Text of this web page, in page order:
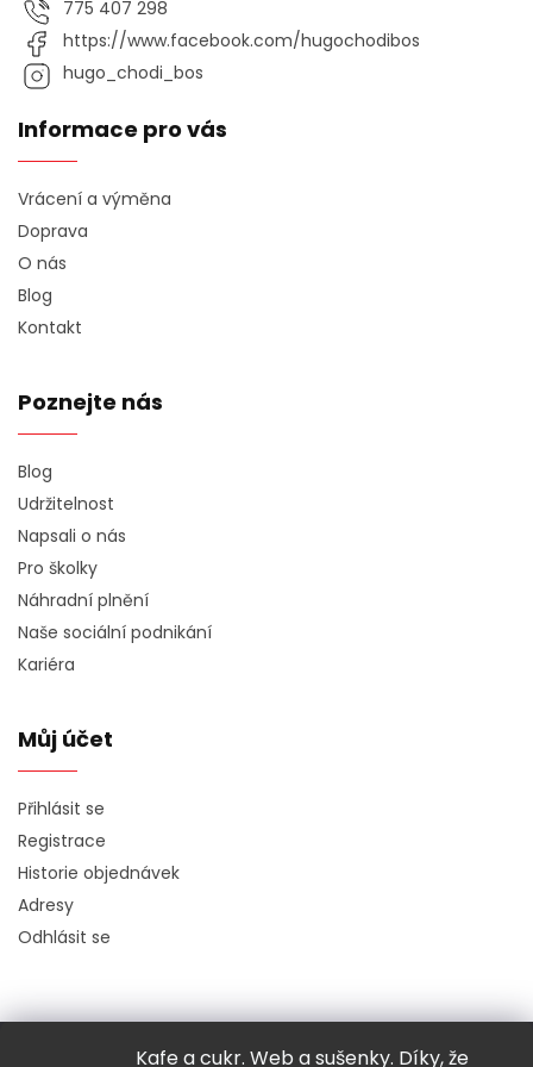
Kafe a cukr. Web a sušenky. Díky, že
775 407 298
https://www.facebook.com/hugochodibos
hugo_chodi_bos
Informace pro vás
Vrácení a výměna
Doprava
O nás
Blog
Kontakt
Poznejte nás
Blog
Udržitelnost
Napsali o nás
Pro školky
Náhradní plnění
Naše sociální podnikání
Kariéra
Můj účet
Přihlásit se
Registrace
Historie objednávek
Adresy
Odhlásit se